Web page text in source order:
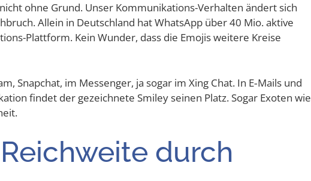
ohne Grund. Unser Kom­mu­ni­ka­ti­ons-Ver­hal­ten ändert sich
Allein in Deutsch­land hat Whats­App über 40 Mio. akti­ve
Platt­form. Kein Wun­der, dass die Emo­jis wei­te­re Krei­se
Snap­chat, im Mes­sen­ger, ja sogar im Xing Chat. In E‑Mails und
fin­det der gezeich­ne­te Smi­ley sei­nen Platz. Sogar Exo­ten wie
durch